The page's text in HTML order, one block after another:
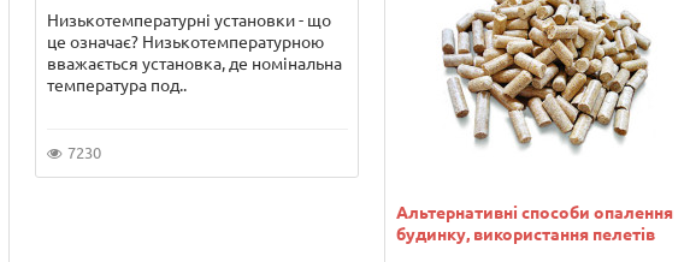
Низькотемпературні установки - що
це означає? Низькотемпературною
вважається установка, де номінальна
температура под..
7230
Альтернативні способи опалення
будинку, використання пелетів